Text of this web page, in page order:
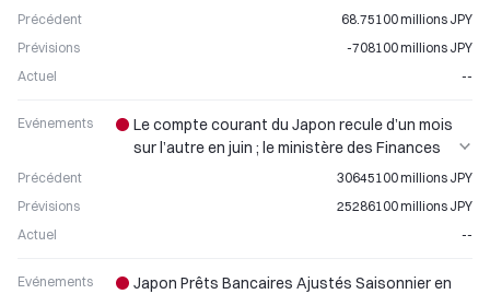
Précédent
68.75100 millions JPY
Prévisions
-708100 millions JPY
Actuel
--
Evénements
Le compte courant du Japon recule d’un mois
sur l’autre en juin ; le ministère des Finances
Précédent
30645100 millions JPY
Prévisions
25286100 millions JPY
Actuel
--
Evénements
Japon Prêts Bancaires Ajustés Saisonnier en